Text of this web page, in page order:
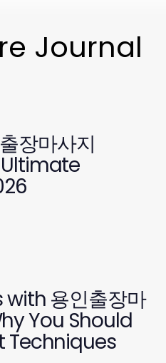
Journal
장마사지
용인출장마
You Should
Techniques